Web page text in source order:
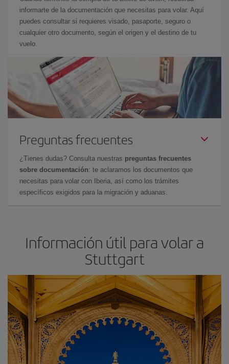
informarte de la documentación que necesitas para volar. Aquí
puedes consultar si requieres visado, pasaporte, seguro o
cualquier otro documento, según el origen y el destino de tu
vuelo.
Preguntas frecuentes
¿Tienes dudas? Consulta nuestras preguntas frecuentes
sobre documentación: te aclaramos los documentos que
necesitas para volar con Iberia, así como los trámites
específicos exigidos para la migración y aduanas.
Información útil para volar a
Stuttgart